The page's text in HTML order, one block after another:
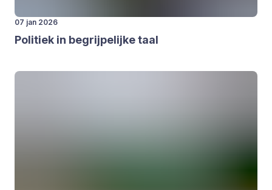
07 jan 2026
Poli­tiek in begrij­pe­lij­ke taal